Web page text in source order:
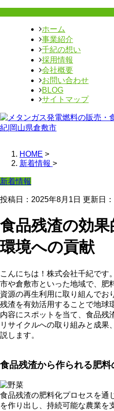
ホーム
事業紹介
千紀の想い
採用情報
会社概要
お問い合わせ
BLOG
サイトマップ
HOME >
新着情報 >
新着情報
投稿日：2025年8月1日 更新日：
食品残渣の効果
環境への貢献
こんにちは！株式会社千紀です
市や倉敷市といった地域で、肥
資源の再生利用に取り組んでお
残渣を有効活用することで地球
内容にスポットを当て、食品残
リサイクルへの取り組みと成果
説します。
食品残渣から作られる肥
食品残渣の肥料化プロセスを通
を作り出し、持続可能な農業を